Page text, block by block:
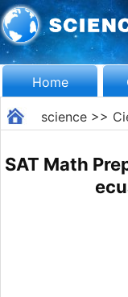
Home
science>>
SAT Math